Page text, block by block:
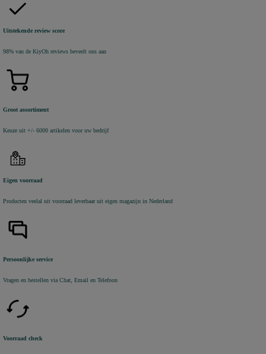
Uitstekende review score
98% van de KiyOh reviews beveelt ons aan
Groot assortiment
Keuze uit +/- 6000 artikelen voor uw bedrijf
Eigen voorraad
Producten veelal uit voorraad leverbaar uit eigen magazijn in Nederland
Persoonlijke service
Vragen en bestellen via Chat, Email en Telefoon
Voorraad check